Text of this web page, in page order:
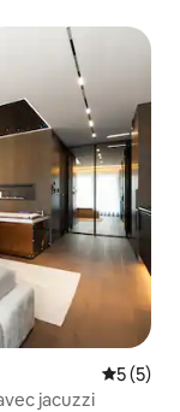
5 (5)
jacuzzi